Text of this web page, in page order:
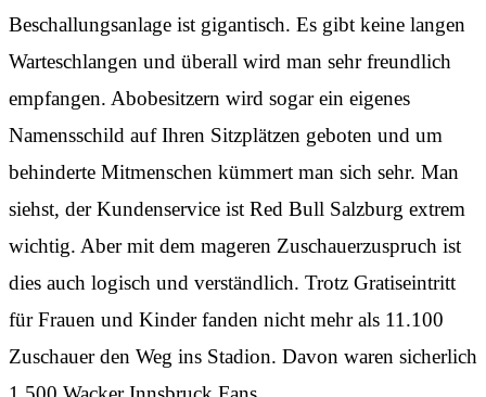
Beschallungsanlage ist gigantisch. Es gibt keine langen
Warteschlangen und überall wird man sehr freundlich
empfangen. Abobesitzern wird sogar ein eigenes
Namensschild auf Ihren Sitzplätzen geboten und um
behinderte Mitmenschen kümmert man sich sehr. Man
siehst, der Kundenservice ist Red Bull Salzburg extrem
wichtig. Aber mit dem mageren Zuschauerzuspruch ist
dies auch logisch und verständlich. Trotz Gratiseintritt
für Frauen und Kinder fanden nicht mehr als 11.100
Zuschauer den Weg ins Stadion. Davon waren sicherlich